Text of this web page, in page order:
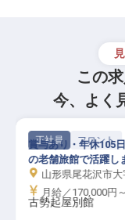
この
今、よく
正社員 フロント
古勢起屋別館
賞与あり・年休105
の老舗旅館で活躍し
山形県尾花沢市
月給／170,000円～